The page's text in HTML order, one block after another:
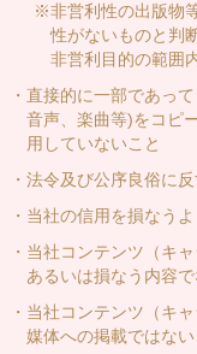
※非営利性の出版物
性がないものと判
非営利目的の範囲
・直接的に一部であっ
音声、楽曲等)をコピ
用していないこと
・法令及び公序良俗に
・当社の信用を損なう
・当社コンテンツ（キ
あるいは損なう内容で
・当社コンテンツ（キ
媒体への掲載ではない